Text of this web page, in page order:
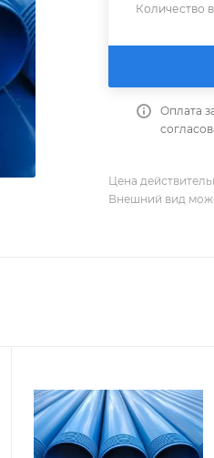
Количество
Оплата
Цена
Внешний вид